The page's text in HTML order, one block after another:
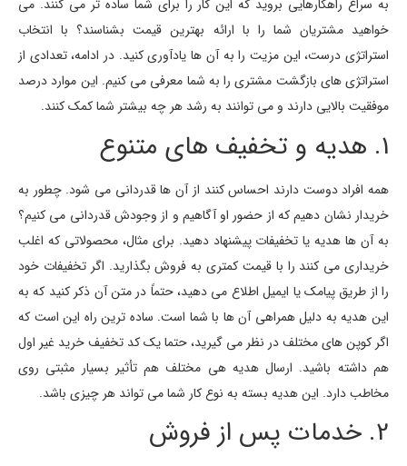
به سراغ راهکارهایی بروید که این کار را برای شما ساده تر می کنند. می
خواهید مشتریان شما را با ارائه بهترین قیمت بشناسند؟ با انتخاب
استراتژی درست، این مزیت را به آن ها یادآوری کنید. در ادامه، تعدادی از
استراتژی های بازگشت مشتری را به شما معرفی می کنیم. این موارد درصد
موفقیت بالایی دارند و می توانند به رشد هر چه بیشتر شما کمک کنند.
1. هدیه و تخفیف های متنوع
همه افراد دوست دارند احساس کنند از آن ها قدردانی می شود. چطور به
خریدار نشان دهیم که از حضور او آگاهیم و از وجودش قدردانی می کنیم؟
به آن ها هدیه یا تخفیفات پیشنهاد دهید. برای مثال، محصولاتی که اغلب
خریداری می کنند را با قیمت کمتری به فروش بگذارید. اگر تخفیفات خود
را از طریق پیامک یا ایمیل اطلاع می دهید، حتماً در متن آن ذکر کنید که به
این هدیه به دلیل همراهی آن ها با شما است. ساده ترین راه این است که
اگر کوپن های مختلف در نظر می گیرید، حتما یک کد تخفیف خرید غیر اول
هم داشته باشید. ارسال هدیه هی مختلف هم تأثیر بسیار مثبتی روی
مخاطب دارد. این هدیه بسته به نوع کار شما می تواند هر چیزی باشد.
2. خدمات پس از فروش